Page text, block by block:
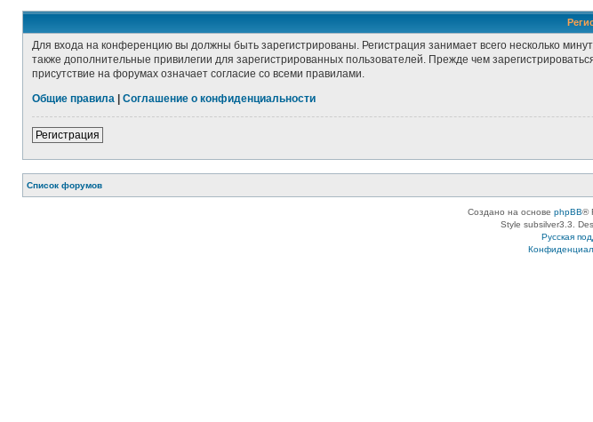
Реги
Для входа на конференцию вы должны быть зарегистрированы. Регистрация занимает всего несколько
также дополнительные привилегии для зарегистрированных пользователей. Прежде чем
присутствие на форумах означает согласие со всеми правилами.
Общие правила
Соглашение о конфиденциальности
Регистрация
Список форумов
Связаться с
Создано на основе phpBB®
Style subsilver3.3.
Русская